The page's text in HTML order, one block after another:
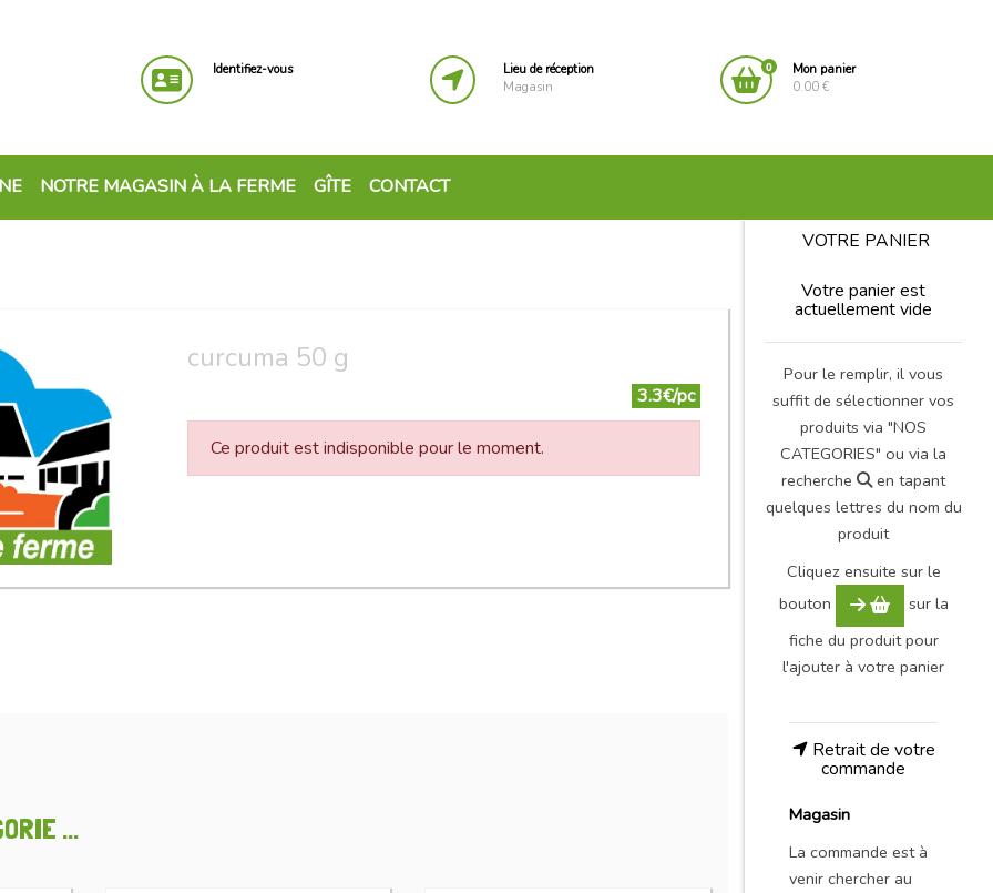
Identifiez-vous
Lieu de réception
Magasin
0
Mon panier
0.00 €
NOTRE MAGASIN À LA FERME GÎTE CONTACT
curcuma 50 g
3.3€/pc
Ce produit est indisponible pour le moment.
...
VOTRE PANIER
Votre panier est
actuellement vide
Pour le remplir, il vous
suffit de sélectionner vos
produits via "NOS
CATEGORIES" ou via la
recherche
en tapant
quelques lettres du nom du
produit
Cliquez ensuite sur le
bouton
sur la
fiche du produit pour
l'ajouter à votre panier
Retrait de votre
commande
Magasin
La commande est à
venir chercher au